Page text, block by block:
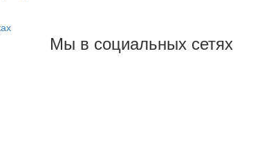
Мы в социальных сетях